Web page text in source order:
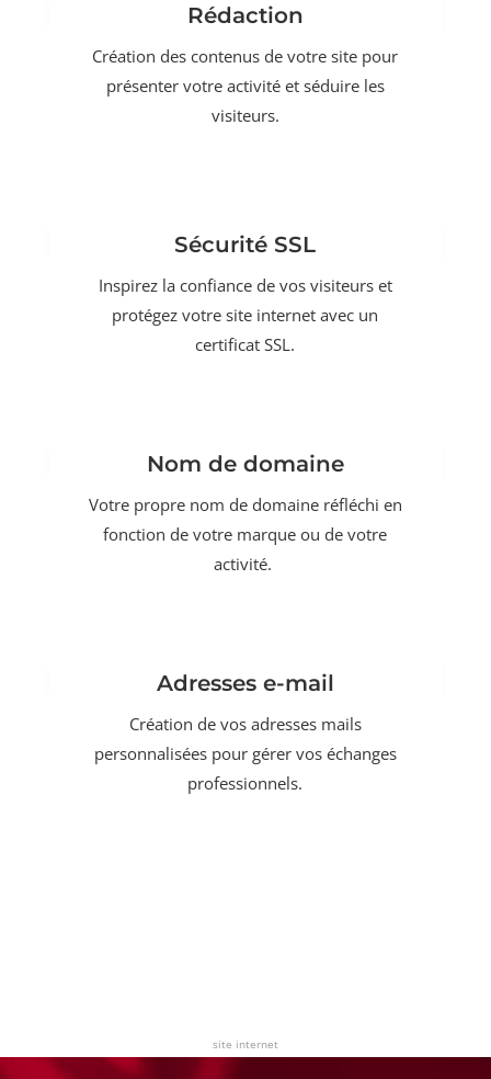
Rédaction
Création des contenus de votre site pour
présenter votre activité et séduire les
visiteurs.
Sécurité SSL
Inspirez la confiance de vos visiteurs et
protégez votre site internet avec un
certificat SSL.
Nom de domaine
Votre propre nom de domaine réfléchi en
fonction de votre marque ou de votre
activité.
Adresses e-mail
Création de vos adresses mails
personnalisées pour gérer vos échanges
professionnels.
site internet